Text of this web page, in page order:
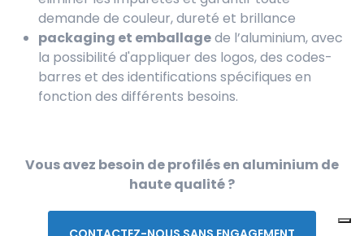
demande de couleur, dureté et brillance
packaging et emballagede l’aluminium, avec
la possibilité d'appliquer des logos, des codes-
barres et des identifications spécifiques en
fonction des différents besoins.
Vous avez besoin de profilés en aluminium de
haute qualité ?